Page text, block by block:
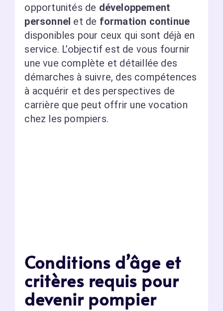
opportunités de développement
personnel et de formation continue
disponibles pour ceux qui sont déjà en
service. L’objectif est de vous fournir
une vue complète et détaillée des
démarches à suivre, des compétences
à acquérir et des perspectives de
carrière que peut offrir une vocation
chez les pompiers.
Conditions d’âge et
critères requis pour
devenir pompier